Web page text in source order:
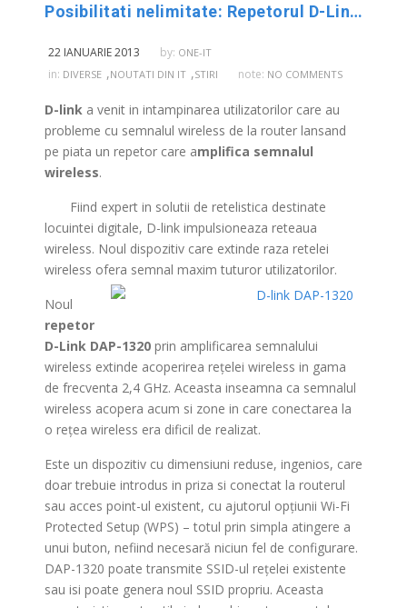
Posibilitati nelimitate: Repetorul D-Link DAP-1320 extinde reteaua wireless
22 IANUARIE 2013 by: ONE-IT
in: DIVERSE ,NOUTATI DIN IT ,STIRI note: NO COMMENTS
D-link a venit in intampinarea utilizatorilor care au
probleme cu semnalul wireless de la router lansand
pe piata un repetor care amplifica semnalul
wireless.
Fiind expert in solutii de retelistica destinate
locuintei digitale, D-link impulsioneaza reteaua
wireless. Noul dispozitiv care extinde raza retelei
wireless ofera semnal maxim tuturor utilizatorilor.
Noul
repetor
D-Link DAP-1320 prin amplificarea semnalului
wireless extinde acoperirea rețelei wireless in gama
de frecventa 2,4 GHz. Aceasta inseamna ca semnalul
wireless acopera acum si zone in care conectarea la
o rețea wireless era dificil de realizat.
Este un dispozitiv cu dimensiuni reduse, ingenios, care
doar trebuie introdus in priza si conectat la routerul
sau acces point-ul existent, cu ajutorul opțiunii Wi-Fi
Protected Setup (WPS) – totul prin simpla atingere a
unui buton, nefiind necesară niciun fel de configurare.
DAP-1320 poate transmite SSID-ul rețelei existente
sau isi poate genera noul SSID propriu. Aceasta